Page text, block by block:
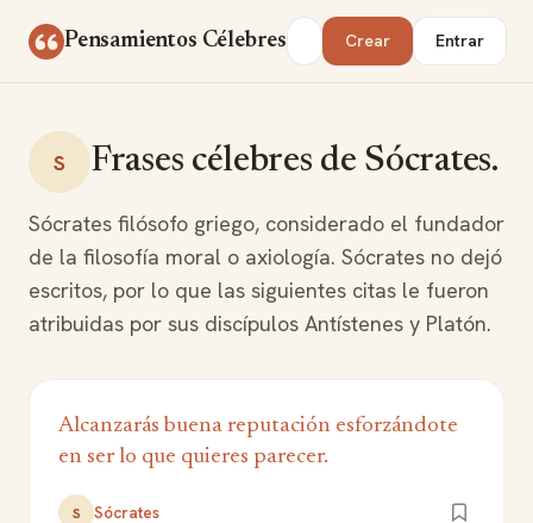
Pensamientos Célebres Buscar Crear Entrar
S Frases célebres de Sócrates.
Sócrates filósofo griego, considerado el fundador
de la filosofía moral o axiología. Sócrates no dejó
escritos, por lo que las siguientes citas le fueron
atribuidas por sus discípulos Antístenes y Platón.
Alcanzarás buena reputación esforzándote
en ser lo que quieres parecer.
S Sócrates